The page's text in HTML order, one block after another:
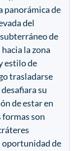
panorámica de
del
de
la zona
estilo de
trasladarse
su
de estar en
formas son
oportunidad de